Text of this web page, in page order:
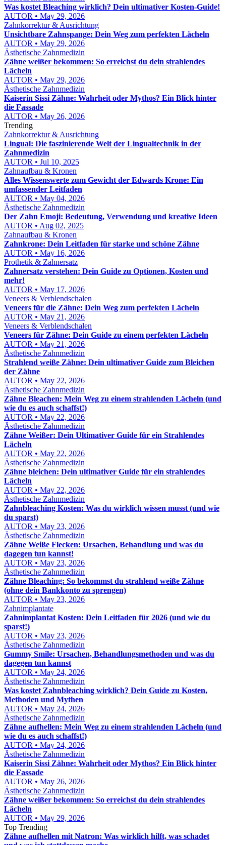
Was kostet Bleaching wirklich? Dein ultimativer Kosten-Guide!
AUTOR • May 29, 2026
Zahnkorrektur & Ausrichtung
Unsichtbare Zahnspange: Dein Weg zum perfekten Lächeln
AUTOR • May 29, 2026
Ästhetische Zahnmedizin
Zähne weißer bekommen: So erreichst du dein strahlendes
Lächeln
AUTOR • May 29, 2026
Ästhetische Zahnmedizin
Kaiserin Sissi Zähne: Wahrheit oder Mythos? Ein Blick hinter
die Fassade
AUTOR • May 26, 2026
Trending
Zahnkorrektur & Ausrichtung
Lingual: Die faszinierende Welt der Lingualtechnik in der
Zahnmedizin
AUTOR • Jul 10, 2025
Zahnaufbau & Kronen
Alles Wissenswerte zum Gewicht der Edwards Krone: Ein
umfassender Leitfaden
AUTOR • May 04, 2026
Ästhetische Zahnmedizin
Der Zahn Emoji: Bedeutung, Verwendung und kreative Ideen
AUTOR • Aug 02, 2025
Zahnaufbau & Kronen
Zahnkrone: Dein Leitfaden für starke und schöne Zähne
AUTOR • May 16, 2026
Prothetik & Zahnersatz
Zahnersatz verstehen: Dein Guide zu Optionen, Kosten und
mehr!
AUTOR • May 17, 2026
Veneers & Verblendschalen
Veneers für die Zähne: Dein Weg zum perfekten Lächeln
AUTOR • May 21, 2026
Veneers & Verblendschalen
Veneers für Zähne: Dein Guide zu einem perfekten Lächeln
AUTOR • May 21, 2026
Ästhetische Zahnmedizin
Strahlend weiße Zähne: Dein ultimativer Guide zum Bleichen
der Zähne
AUTOR • May 22, 2026
Ästhetische Zahnmedizin
Zähne Bleachen: Mein Weg zu einem strahlenden Lächeln (und
wie du es auch schaffst!)
AUTOR • May 22, 2026
Ästhetische Zahnmedizin
Zähne Weißer: Dein Ultimativer Guide für ein Strahlendes
Lächeln
AUTOR • May 22, 2026
Ästhetische Zahnmedizin
Zähne bleichen: Dein ultimativer Guide für ein strahlendes
Lächeln
AUTOR • May 22, 2026
Ästhetische Zahnmedizin
Zahnbleaching Kosten: Was du wirklich wissen musst (und wie
du sparst)
AUTOR • May 23, 2026
Ästhetische Zahnmedizin
Zähne Weiße Flecken: Ursachen, Behandlung und was du
dagegen tun kannst!
AUTOR • May 23, 2026
Ästhetische Zahnmedizin
Zähne Bleaching: So bekommst du strahlend weiße Zähne
(ohne dein Bankkonto zu sprengen)
AUTOR • May 23, 2026
Zahnimplantate
Zahnimplantat Kosten: Dein Leitfaden für 2026 (und wie du
sparst!)
AUTOR • May 23, 2026
Ästhetische Zahnmedizin
Gummy Smile: Ursachen, Behandlungsmethoden und was du
dagegen tun kannst
AUTOR • May 24, 2026
Ästhetische Zahnmedizin
Was kostet Zahnbleaching wirklich? Dein Guide zu Kosten,
Methoden und Mythen
AUTOR • May 24, 2026
Ästhetische Zahnmedizin
Zähne aufhellen: Mein Weg zu einem strahlenden Lächeln (und
wie du es auch schaffst!)
AUTOR • May 24, 2026
Ästhetische Zahnmedizin
Kaiserin Sissi Zähne: Wahrheit oder Mythos? Ein Blick hinter
die Fassade
AUTOR • May 26, 2026
Ästhetische Zahnmedizin
Zähne weißer bekommen: So erreichst du dein strahlendes
Lächeln
AUTOR • May 29, 2026
Top Trending
Zähne aufhellen mit Natron: Was wirklich hilft, was schadet